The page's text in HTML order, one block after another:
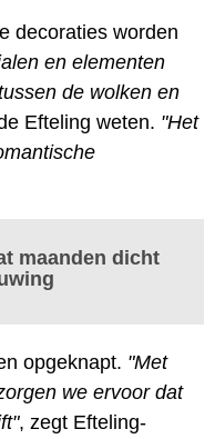
decoraties worden
en elementen
de wolken en
Efteling weten. "Het
maanden dicht
opgeknapt. "Met
we ervoor dat
, zegt Efteling-